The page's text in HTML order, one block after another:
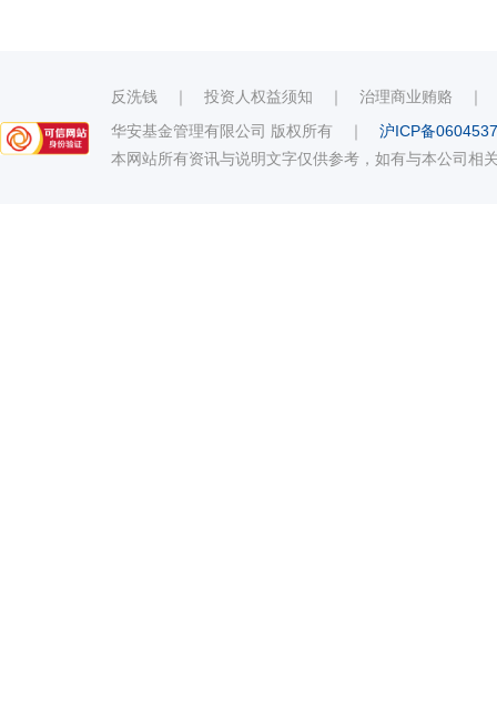
反洗钱 ｜ 投资人权益须知 ｜ 治理商业贿赂
华安基金管理有限公司 版权所有 ｜ 沪ICP备
本网站所有资讯与说明文字仅供参考，如有与本公司相